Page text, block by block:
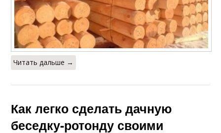
Читать дальше →
Как легко сделать дачную
беседку-ротонду своими